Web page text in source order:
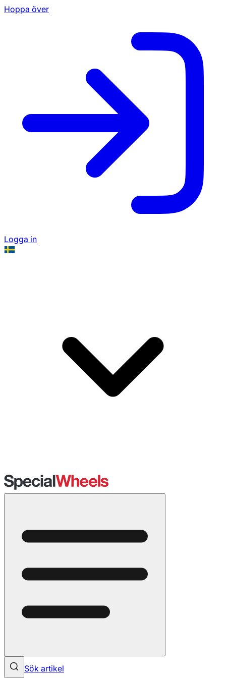
Hoppa över
Logga in
Sök artikel